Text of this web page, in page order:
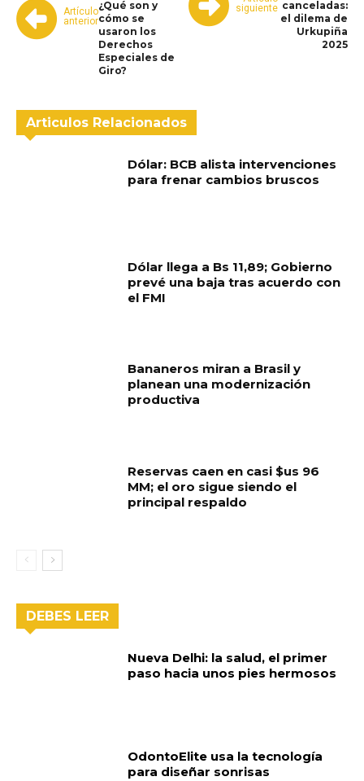
Artículo
anterior
¿Qué son y
cómo se
usaron los
Derechos
Especiales de
Giro?
siguiente canceladas:
el dilema de
Urkupiña
2025
Articulos Relacionados
Dólar: BCB alista intervenciones
para frenar cambios bruscos
Dólar llega a Bs 11,89; Gobierno
prevé una baja tras acuerdo con
el FMI
Bananeros miran a Brasil y
planean una modernización
productiva
Reservas caen en casi $us 96
MM; el oro sigue siendo el
principal respaldo
DEBES LEER
Nueva Delhi: la salud, el primer
paso hacia unos pies hermosos
OdontoElite usa la tecnología
para diseñar sonrisas